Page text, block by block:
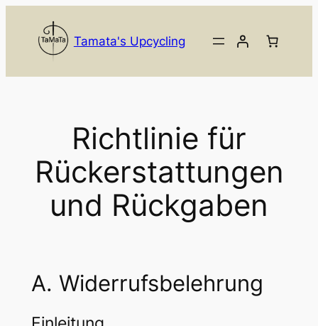
springen
Tamata's Upcycling
Richtlinie für
Rückerstattungen
und Rückgaben
A. Widerrufsbelehrung